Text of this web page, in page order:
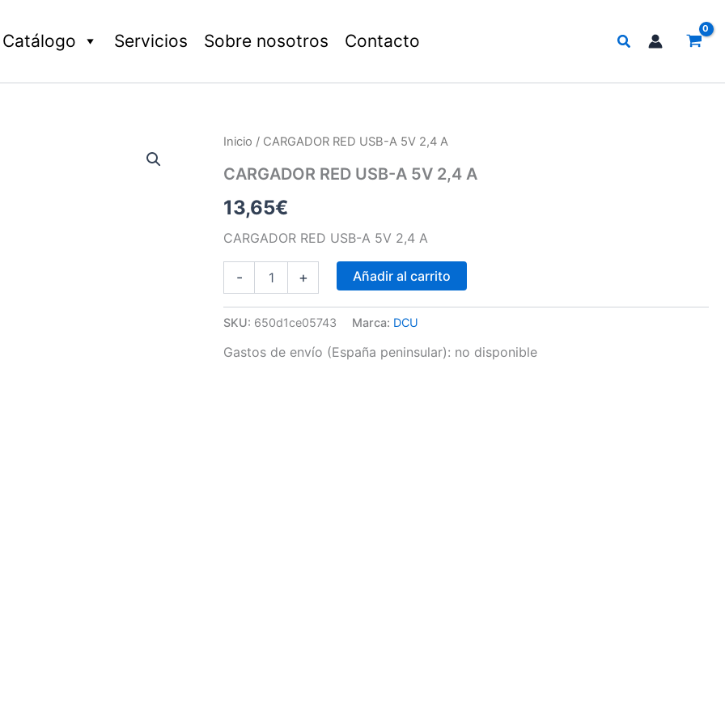
Catálogo Servicios Sobre nosotros Contacto Buscar
Inicio / CARGADOR RED USB-A 5V 2,4 A
CARGADOR RED USB-A 5V 2,4 A
13,65€
CARGADOR RED USB-A 5V 2,4 A
-
CARGADOR
USB-
5V
2,4
A
+ Añadir al carrito
SKU: 650d1ce05743 Marca: DCU
Gastos de envío (España peninsular): no disponible